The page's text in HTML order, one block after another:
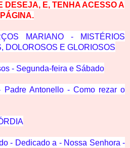
DESEJA, E, TENHA ACESSO A
PÁGINA.
MARIANO - MISTÉRIOS
DOLOROSOS E GLORIOSOS
- Segunda-feira e Sábado
Padre Antonello - Como rezar o
- Dedicado a - Nossa Senhora -